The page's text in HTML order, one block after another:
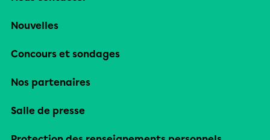
Nouvelles
Concours et sondages
Nos partenaires
Salle de presse